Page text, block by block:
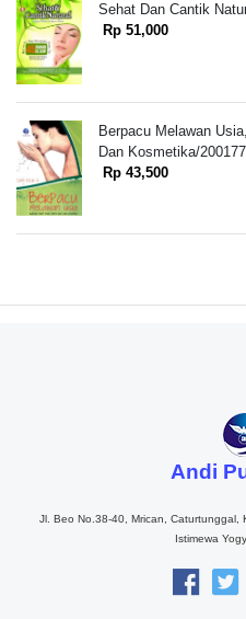
Sehat Dan Cantik
Rp 51,000
Berpacu Melawan
Dan Kosmetika/
Rp 43,500
Andi
Jl. Beo No.38-40, Mrican,
Istimewa